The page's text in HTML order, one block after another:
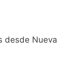
desde Nueva